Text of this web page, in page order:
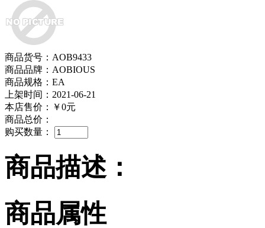
商品货号：AOB9433
商品品牌：AOBIOUS
商品规格：EA
上架时间：2021-06-21
本店售价：
￥0元
商品总价：
购买数量：
商品描述：
商品属性